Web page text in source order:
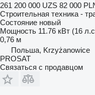
261 200 000 UZS 82 000
Строительная техника -
Состояние новый
Мощность 11.76 кВт (16
0,76 м
Польша, Krzyżanowice
PROSAT
Связаться с продавцом